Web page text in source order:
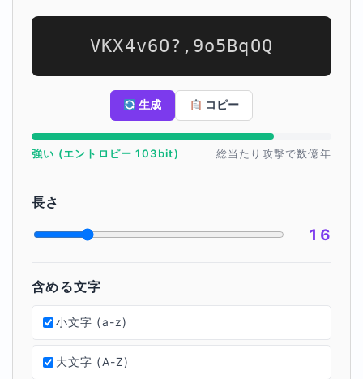
VKX4v6O?,9o5BqOQ
生成 コピー
強い (エントロピー 103bit) 総当たり攻撃で数億年
長さ
16
含める文字
小文字 (a-z)
大文字 (A-Z)